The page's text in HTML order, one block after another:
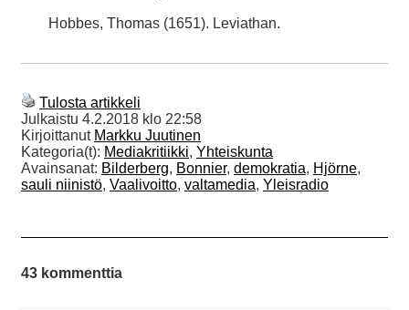
Hobbes, Thomas (1651). Leviathan.
Tulosta artikkeli
Julkaistu 4.2.2018 klo 22:58
Kirjoittanut Markku Juutinen
Kategoria(t): Mediakritiikki, Yhteiskunta
Avainsanat: Bilderberg, Bonnier, demokratia, Hjörne,
sauli niinistö, Vaalivoitto, valtamedia, Yleisradio
43 kommenttia